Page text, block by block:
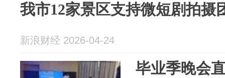
我市12家景区支持微短剧拍摄
新浪财经 2026-04-24
毕业季晚会